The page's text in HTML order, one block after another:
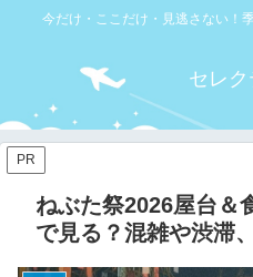
今だけ・ここだけ・見逃さない！
セレ
PR
ねぶた祭2026屋台＆
で見る？混雑や渋滞